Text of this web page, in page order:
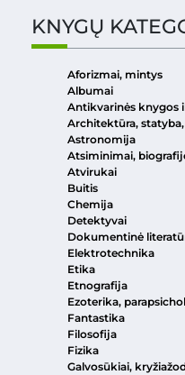
KNYGŲ
Aforizmai, mintys
Albumai
Antikvarinės knygos
Architektūra,
Astronomija
Atsiminimai,
Atvirukai
Buitis
Chemija
Detektyvai
Dokumentinė
Elektrotechnika
Etika
Etnografija
Ezoterika,
Fantastika
Filosofija
Fizika
Galvosūkiai,